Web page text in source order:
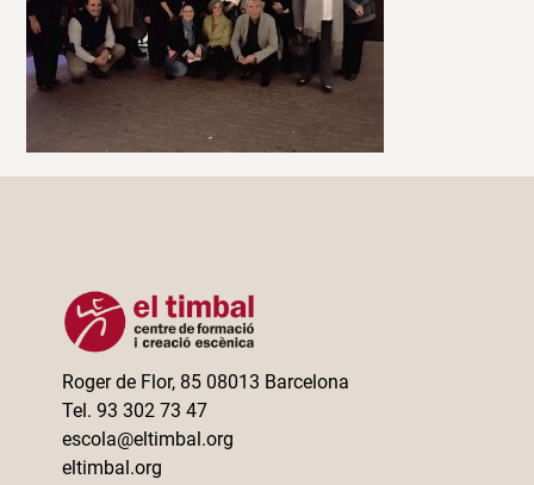
Roger de Flor, 85 08013 Barcelona
Tel. 93 302 73 47
escola@eltimbal.org
eltimbal.org